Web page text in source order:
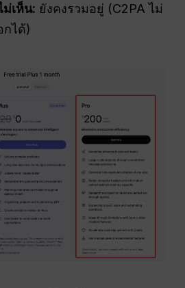
เห็น: ยังคงรวมอยู่ (C2PA ไม่
กได้)